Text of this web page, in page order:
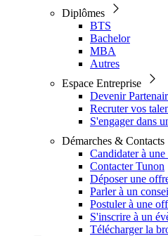
Diplômes
BTS
Bachelor
MBA
Autres
Espace Entreprise
Devenir
Recruter vos
S'engager dans
Démarches & Contacts
Candidater à
Contacter Tunon
Déposer une
Parler à un
Postuler à une
S'inscrire à un
Télécharger la